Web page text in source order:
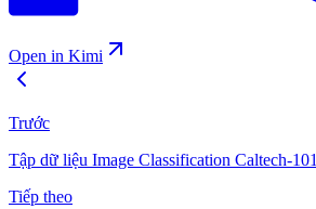
Open in Kimi
Trước
Tập dữ liệu Image Classification Caltech-101
Tiếp theo